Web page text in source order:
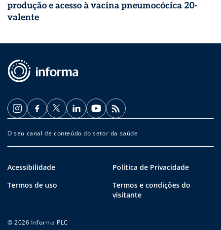
produção e acesso à vacina pneumocócica 20-
valente
O seu canal de conteúdo do setor da saúde
Acessibilidade
Política de Privacidade
Termos de uso
Termos e condições do
visitante
© 2026 Informa PLC